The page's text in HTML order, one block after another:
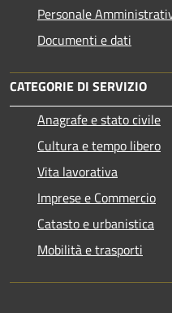
Personale
Documenti e dati
CATEGORIE DI SERVIZIO
Anagrafe e stato civile
Cultura e tempo libero
Vita lavorativa
Imprese e Commercio
Catasto e urbanistica
Mobilità e trasporti